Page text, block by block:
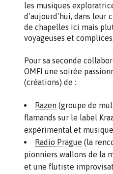
les musiques
d’aujourd’hui, dans leur
de chapelles ici mais
voyageuses et complices.
Pour sa seconde
OMFI une soirée
(créations) de :
Razen (groupe de
flamands sur le label
expérimental et
Radio Prague (la
pionniers wallons de la
et une flutiste